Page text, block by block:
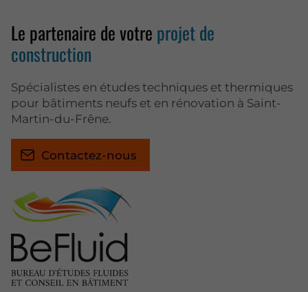
Le partenaire de votre projet de
construction
Spécialistes en études techniques et thermiques
pour bâtiments neufs et en rénovation à Saint-
Martin-du-Frêne.
Contactez-nous